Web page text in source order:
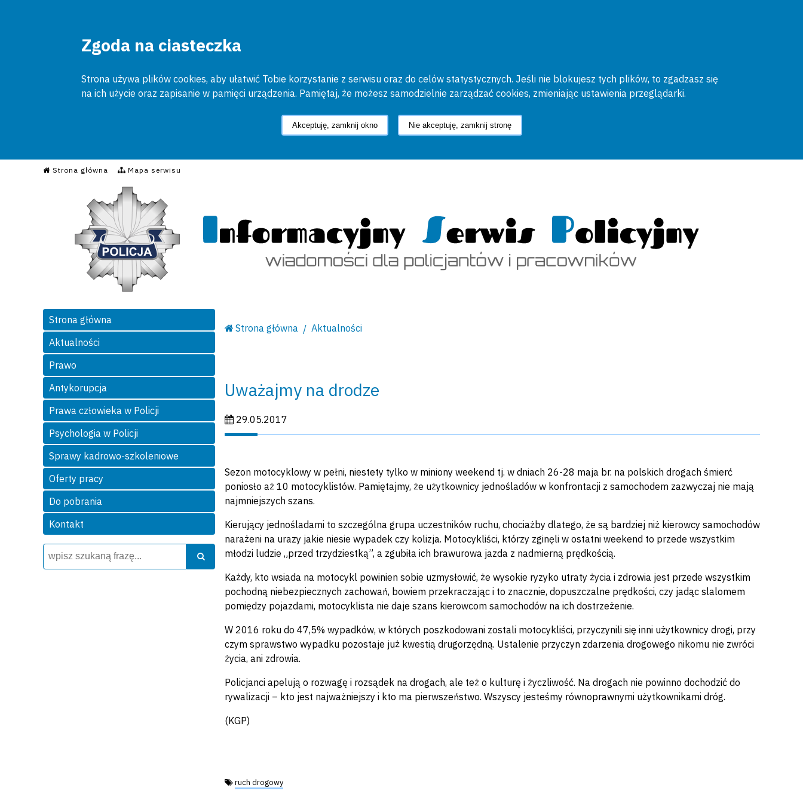
Zgoda na ciasteczka
Strona używa plików cookies, aby ułatwić Tobie korzystanie z serwisu oraz do celów statystycznych. Jeśli nie blokujesz tych plików, to zgadzasz się
na ich użycie oraz zapisanie w pamięci urządzenia. Pamiętaj, że możesz samodzielnie zarządzać cookies, zmieniając ustawienia przeglądarki.
Akceptuję, zamknij okno Nie akceptuję, zamknij stronę
Strona główna Mapa serwisu
Informacyjny Serwis Policyjny
Strona główna
Aktualności
Prawo
Antykorupcja
Prawa człowieka w Policji
Psychologia w Policji
Sprawy kadrowo-szkoleniowe
Oferty pracy
Do pobrania
Kontakt
Wyszukiwarka
Szukaj Szukaj
Strona główna Aktualności
Uważajmy na drodze
Data publikacji:
29.05.2017
Sezon motocyklowy w pełni, niestety tylko w miniony weekend tj. w dniach 26-28 maja br. na polskich drogach śmierć
poniosło aż 10 motocyklistów. Pamiętajmy, że użytkownicy jednośladów w konfrontacji z samochodem zazwyczaj nie mają
najmniejszych szans.
Kierujący jednośladami to szczególna grupa uczestników ruchu, chociażby dlatego, że są bardziej niż kierowcy samochodów
narażeni na urazy jakie niesie wypadek czy kolizja. Motocykliści, którzy zginęli w ostatni weekend to przede wszystkim
młodzi ludzie „przed trzydziestką”, a zgubiła ich brawurowa jazda z nadmierną prędkością.
Każdy, kto wsiada na motocykl powinien sobie uzmysłowić, że wysokie ryzyko utraty życia i zdrowia jest przede wszystkim
pochodną niebezpiecznych zachowań, bowiem przekraczając i to znacznie, dopuszczalne prędkości, czy jadąc slalomem
pomiędzy pojazdami, motocyklista nie daje szans kierowcom samochodów na ich dostrzeżenie.
W 2016 roku do 47,5% wypadków, w których poszkodowani zostali motocykliści, przyczynili się inni użytkownicy drogi, przy
czym sprawstwo wypadku pozostaje już kwestią drugorzędną. Ustalenie przyczyn zdarzenia drogowego nikomu nie zwróci
życia, ani zdrowia.
Policjanci apelują o rozwagę i rozsądek na drogach, ale też o kulturę i życzliwość. Na drogach nie powinno dochodzić do
rywalizacji – kto jest najważniejszy i kto ma pierwszeństwo. Wszyscy jesteśmy równoprawnymi użytkownikami dróg.
(KGP)
Tagi:
ruch drogowy